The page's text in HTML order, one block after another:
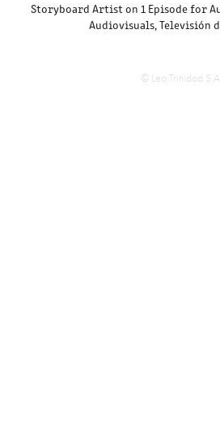
Storyboard Artist on 1 Episode for
Audiovisuals, Televisión
© Leo Trinidad